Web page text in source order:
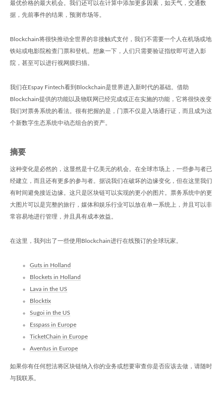
最优价格的最大机会。我们还可以在计算中添加更多因素，如天气，交通数
据，先前事件的结果，预测市场等。
Blockchain将很快推动全世界的非接触式支付，我们不需要一个人在机场或地
铁站或电影院检查门票和登机。想象一下，人们只需要验证指纹即可进入影
院，甚至可以进行视网膜扫描。
我们在Espay Fintech看到Blockchain是世界进入新时代的基础。借助
Blockchain提供的功能以及物联网已经完成或正在实施的功能，它将很快改变
我们对票务系统的看法。很有把握的是，门票不仅是入场通行证，而且成为这
个新数字生态系统中动态组合的资产。
摘要
这种变化是必然的，这显然是十亿美元的机会。在全球市场上，一些参与者已
经建立，而且还有更多的参与者。据说我们在破坏的边缘变化，但在这里我们
有时间避免接近边缘。这只是区块链可以实现的更小的图片。票务系统中的更
大图片可以是完整的旅行，媒体和娱乐行业可以放在单一系统上，并且可以非
常容易地进行管理，并且具有成本效益。
在这里，我列出了一些使用Blockchain进行在线预订的全球玩家。
Guts in Holland
Blockets in Holland
Lava in the US
Blocktix
Sugoi in the US
Esspass in Europe
TicketChain in Europe
Aventus in Europe
如果你有任何想法将区块链纳入你的业务或想要审查你是否应该去做，请随时
与我联系。